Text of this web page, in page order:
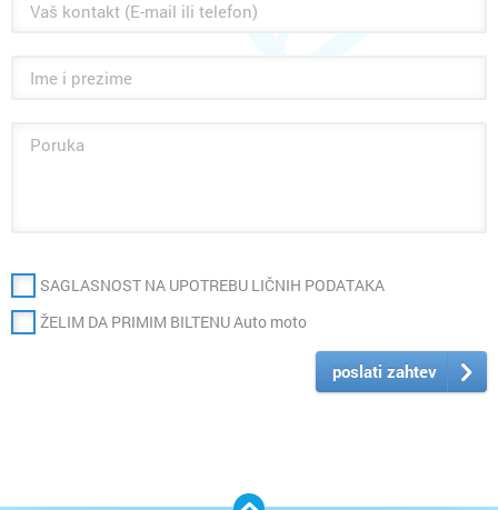
SAGLASNOST NA UPOTREBU LIČNIH PODATAKA
ŽELIM DA PRIMIM BILTENU Auto moto
poslati zahtev